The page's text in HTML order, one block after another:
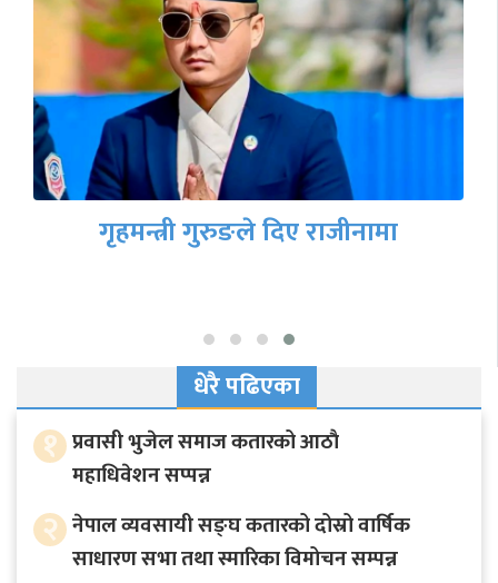
गृहमन्त्री गुरुङले दिए राजीनामा
धेरै पढिएका
१ प्रवासी भुजेल समाज कतारको आठाै
महाधिवेशन सप्पन्न
२ नेपाल व्यवसायी सङ्घ कतारको दोस्रो वार्षिक
साधारण सभा तथा स्मारिका विमोचन सम्पन्न